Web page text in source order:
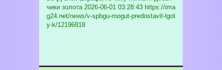
чики золота2026-06-01 03:28:43 https://ima
g24.net/news/v-spbgu-mogut-predostavit-lgot
y-k/12196818